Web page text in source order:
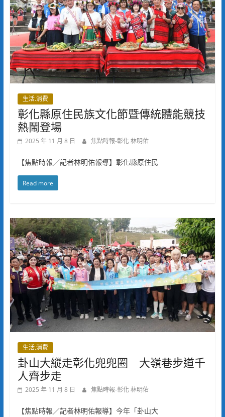
生活.消費
彰化縣原住民族文化節暨傳統體能競技
熱鬧登場
2025 年 11 月 8 日 焦點時報-彰化 林明佑
【焦點時報／記者林明佑報導】彰化縣原住民
Read more
生活.消費
卦山大縱走彰化兜兜圈 大嶺巷步道千
人齊步走
2025 年 11 月 8 日 焦點時報-彰化 林明佑
【焦點時報／記者林明佑報導】今年「卦山大